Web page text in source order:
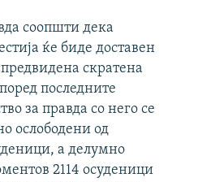
соопшти дека
ќе биде доставен
скратена
последните
за правда со него се
ослободени од
а делумно
2114 осуденици